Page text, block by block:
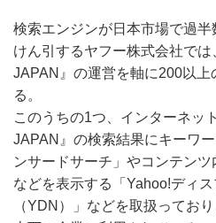
検索エンジンが日本市場で過
けん引するヤフー株式会社で
JAPAN』の運営を軸に200以上
る。
このうちの1つ、インターネッ
JAPAN』の検索結果にキーワ
ンサードサーチ」やコンテン
などを表示する「Yahoo!ディ
（YDN）」などを取扱ってお